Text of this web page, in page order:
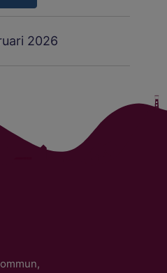
2026